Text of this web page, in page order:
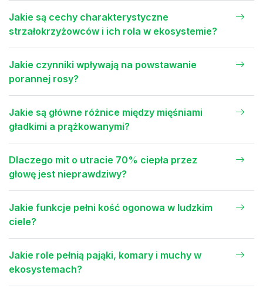
Jakie są cechy charakterystyczne
strzałokrzyżowców i ich rola w ekosystemie?
Jakie czynniki wpływają na powstawanie
porannej rosy?
Jakie są główne różnice między mięśniami
gładkimi a prążkowanymi?
Dlaczego mit o utracie 70% ciepła przez
głowę jest nieprawdziwy?
Jakie funkcje pełni kość ogonowa w ludzkim
ciele?
Jakie role pełnią pająki, komary i muchy w
ekosystemach?